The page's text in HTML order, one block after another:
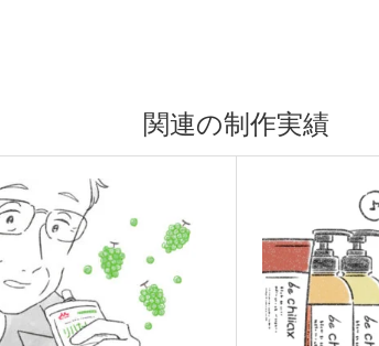
関連の制作実績